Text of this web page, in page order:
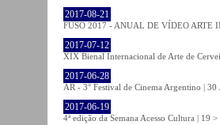
2017-08-21
FUSO 2017 - ANUAL DE VÍDEO ARTE
2017-07-12
XIX Bienal Internacional de Arte de
2017-06-28
AR - 3° Festival de Cinema Argentino | 30
2017-06-19
4ª edição da Semana Acesso Cultura | 19